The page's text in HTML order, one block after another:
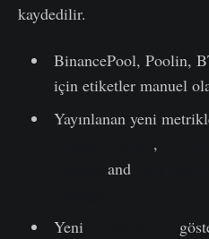
kaydedilir.
BinancePool, Poolin,
için etiketler manuel
Yayınlanan yeni
,
andAsia Year-
Yeni